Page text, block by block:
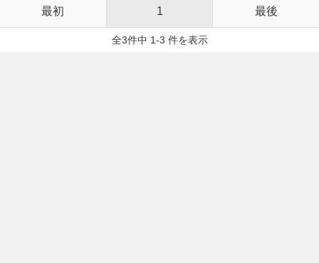
最初 1 最後
全3件中 1-3 件を表示